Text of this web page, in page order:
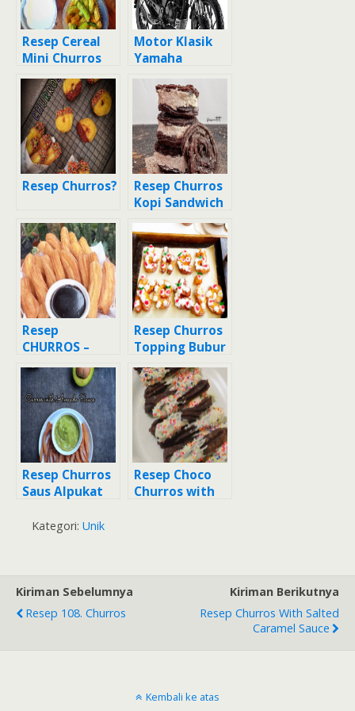
Resep Cereal
Mini Churros
Pandan
Motor Klasik
Yamaha
Resep Churros?
Resep Churros
Kopi Sandwich
Resep
CHURROS –
Renyah Diluar
Lembut
Didalam
Resep Churros
Topping Bubur
Sumsum
Resep Churros
Saus Alpukat
Resep Choco
Churros with
Kategori: Unik
Kiriman Sebelumnya
Resep 108. Churros
Kiriman Berikutnya
Resep Churros With Salted
Caramel Sauce
Kembali ke atas